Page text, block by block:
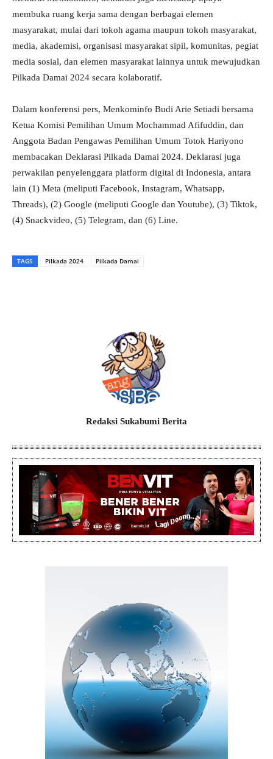
membuka ruang kerja sama dengan berbagai elemen
masyarakat, mulai dari tokoh agama maupun tokoh masyarakat,
media, akademisi, organisasi masyarakat sipil, komunitas, pegiat
media sosial, dan elemen masyarakat lainnya untuk mewujudkan
Pilkada Damai 2024 secara kolaboratif.
Dalam konferensi pers, Menkominfo Budi Arie Setiadi bersama
Ketua Komisi Pemilihan Umum Mochammad Afifuddin, dan
Anggota Badan Pengawas Pemilihan Umum Totok Hariyono
membacakan Deklarasi Pilkada Damai 2024. Deklarasi juga
perwakilan penyelenggara platform digital di Indonesia, antara
lain (1) Meta (meliputi Facebook, Instagram, Whatsapp,
Threads), (2) Google (meliputi Google dan Youtube), (3) Tiktok,
(4) Snackvideo, (5) Telegram, dan (6) Line.
TAGS Pilkada 2024 Pilkada Damai
Redaksi Sukabumi Berita